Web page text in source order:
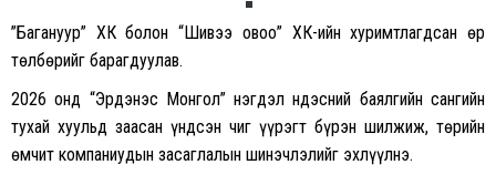
”Багануур” ХК болон “Шивээ овоо” ХК-ийн хуримтлагдсан өр
төлбөрийг барагдуулав.
2026 онд “Эрдэнэс Монгол” нэгдэл Үндэсний баялгийн сангийн
тухай хуульд заасан үндсэн чиг үүрэгт бүрэн шилжиж, төрийн
өмчит компаниудын засаглалын шинэчлэлийг эхлүүлнэ.